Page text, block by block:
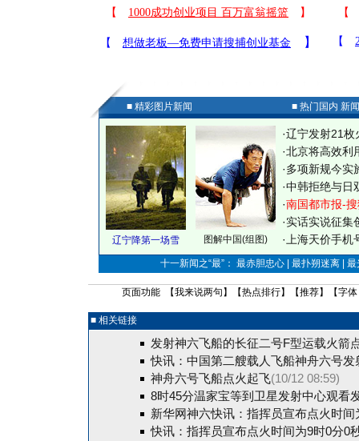
■ 精彩图片新闻 ■ 热门国内 新
辽宁降第一场雪 图解中国(组图)
·辽宁发射21枚
·北京将高效利
·多项新规今实
·中韩拒绝与日
·南国都市报-
·实话实说征集
· 上海天价手
十一新闻之“最”： 最赤胆忠心 | 最扑朔迷离 |
页面功能 【我来说两句 】【热点排行】【推荐】【字体
■ 相关链接
发射神六飞船的长征二号F型运载火箭
快讯：中国第二艘载人飞船神舟六号发
神舟六号飞船点火起飞(10/12 08:59)
8时45分温家宝等到卫星发射中心观看
新华网神六快讯：指挥员宣布点火时间
快讯：指挥员宣布点火时间为9时0分0